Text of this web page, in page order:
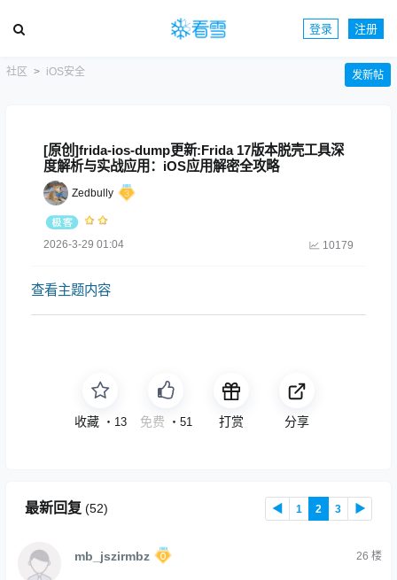
登录 注册
社区 iOS安全 发新帖
[原创]frida-ios-dump更新:Frida 17版本脱壳工具深
度解析与实战应用：iOS应用解密全攻略
Zedbully
2026-3-29 01:04 10179
查看主题内容
收藏 ・ 13 免费 ・ 51 打赏 分享
最新回复 (52) ◀ 1 2 3 ▶
mb_jszirmbz 26 楼